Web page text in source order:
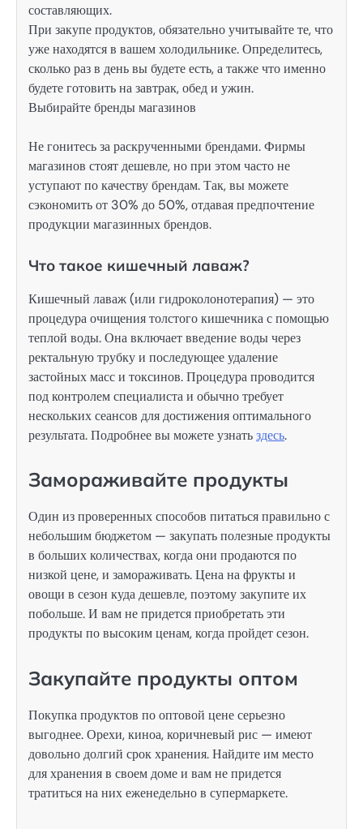
составляющих.
При закупе продуктов, обязательно учитывайте те, что
уже находятся в вашем холодильнике. Определитесь,
сколько раз в день вы будете есть, а также что именно
будете готовить на завтрак, обед и ужин.
Выбирайте бренды магазинов
Не гонитесь за раскрученными брендами. Фирмы
магазинов стоят дешевле, но при этом часто не
уступают по качеству брендам. Так, вы можете
сэкономить от 30% до 50%, отдавая предпочтение
продукции магазинных брендов.
Что такое кишечный лаваж?
Кишечный лаваж (или гидроколонотерапия) — это
процедура очищения толстого кишечника с помощью
теплой воды. Она включает введение воды через
ректальную трубку и последующее удаление
застойных масс и токсинов. Процедура проводится
под контролем специалиста и обычно требует
нескольких сеансов для достижения оптимального
результата. Подробнее вы можете узнатьздесь.
Замораживайте продукты
Один из проверенных способов питаться правильно с
небольшим бюджетом — закупать полезные продукты
в больших количествах, когда они продаются по
низкой цене, и замораживать. Цена на фрукты и
овощи в сезон куда дешевле, поэтому закупите их
побольше. И вам не придется приобретать эти
продукты по высоким ценам, когда пройдет сезон.
Закупайте продукты оптом
Покупка продуктов по оптовой цене серьезно
выгоднее. Орехи, киноа, коричневый рис — имеют
довольно долгий срок хранения. Найдите им место
для хранения в своем доме и вам не придется
тратиться на них еженедельно в супермаркете.